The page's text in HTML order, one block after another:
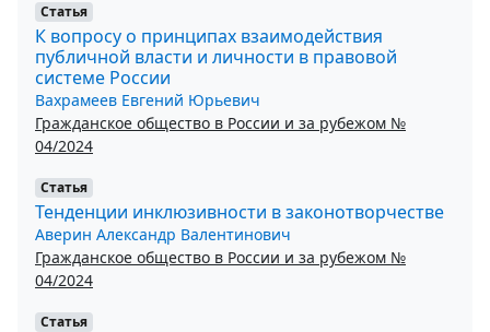
Статья
К вопросу о принципах взаимодействия
публичной власти и личности в правовой
системе России
Вахрамеев Евгений Юрьевич
Гражданское общество в России и за рубежом №
04/2024
Статья
Тенденции инклюзивности в законотворчестве
Аверин Александр Валентинович
Гражданское общество в России и за рубежом №
04/2024
Статья